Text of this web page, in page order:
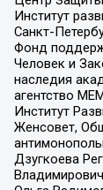
Институт
Санкт-
Фонд
Человек и
наследия
агентство
Институт
Женсовет,
Дзугкоева